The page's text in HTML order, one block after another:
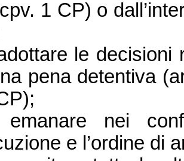
1 CP) o
le decisioni
pena detentiva
nei
e l’ordine di